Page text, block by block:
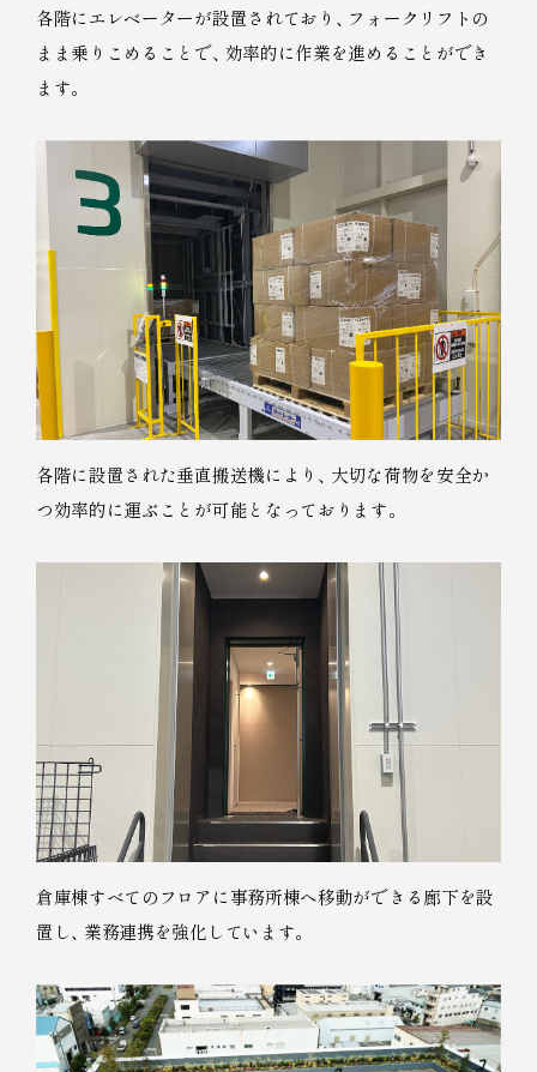
各階にエレベーターが設置されており 、 フォークリフトの
まま乗りこめることで、 効率的に作業を進めることができ
ます。
各階に設置された垂直搬送機により 、 大切な荷物を安全か
つ効率的に運ぶことが可能となっております。
倉庫棟すべてのフロアに事務所棟へ移動ができる廊下を設
置し、 業務連携を強化しています。